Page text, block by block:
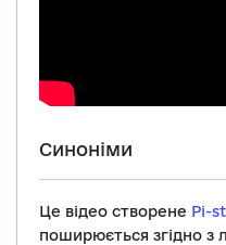
Синоніми
Це відео створене Pi-
поширюється згідно з